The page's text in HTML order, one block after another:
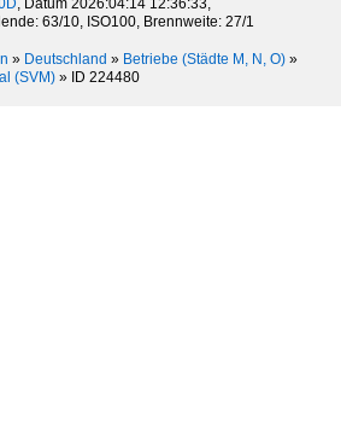
, Datum 2026:04:14 12:36:33,
63/10, ISO100, Brennweite: 27/1
» Deutschland » Betriebe (Städte M, N, O) »
(SVM) » ID 224480